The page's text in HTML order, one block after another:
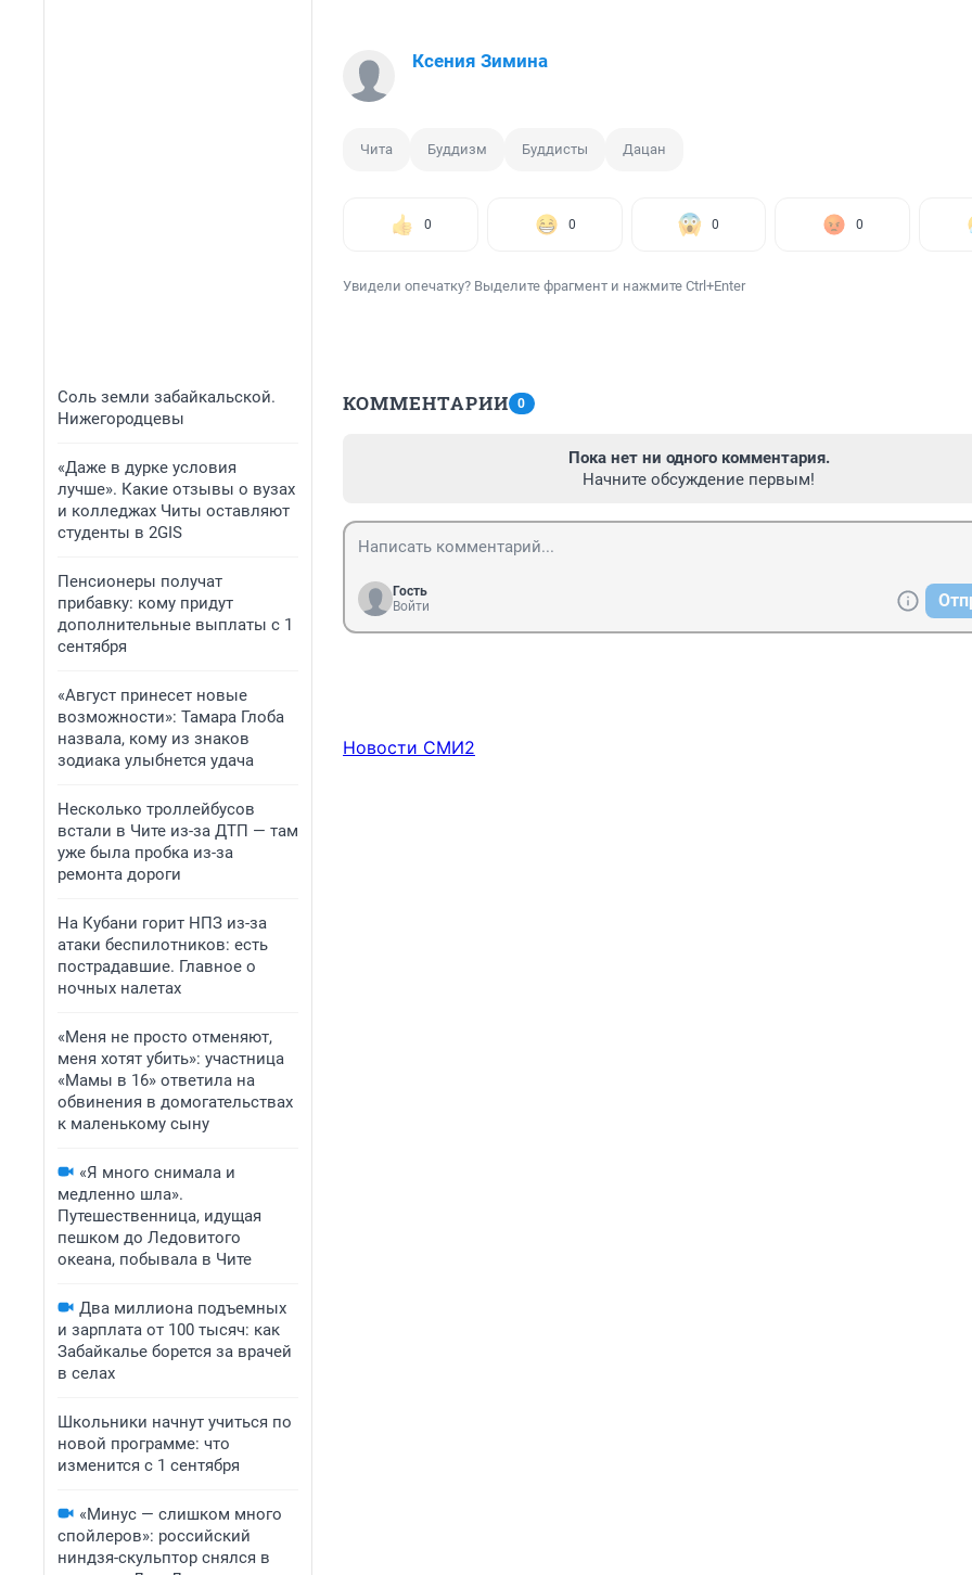
Соль земли забайкальской.
Нижегородцевы
«Даже в дурке условия
лучше». Какие отзывы о вузах
и колледжах Читы оставляют
студенты в 2GIS
Пенсионеры получат
прибавку: кому придут
дополнительные выплаты с 1
сентября
«Август принесет новые
возможности»: Тамара Глоба
назвала, кому из знаков
зодиака улыбнется удача
Несколько троллейбусов
встали в Чите из-за ДТП — там
уже была пробка из-за
ремонта дороги
На Кубани горит НПЗ из-за
атаки беспилотников: есть
пострадавшие. Главное о
ночных налетах
«Меня не просто отменяют,
меня хотят убить»: участница
«Мамы в 16» ответила на
обвинения в домогательствах
к маленькому сыну
«Я много снимала и
медленно шла».
Путешественница, идущая
пешком до Ледовитого
океана, побывала в Чите
Два миллиона подъемных
и зарплата от 100 тысяч: как
Забайкалье борется за врачей
в селах
Школьники начнут учиться по
новой программе: что
изменится с 1 сентября
«Минус — слишком много
спойлеров»: российский
ниндзя-скульптор снялся в
Ксения Зимина
Чита Буддизм Буддисты Дацан
0 0 0 0
Увидели опечатку? Выделите фрагмент и нажмите Ctrl+Enter
КОММЕНТАРИИ 0
Пока нет ни одного комментария.
Начните обсуждение первым!
Гость
Войти
Новости СМИ2